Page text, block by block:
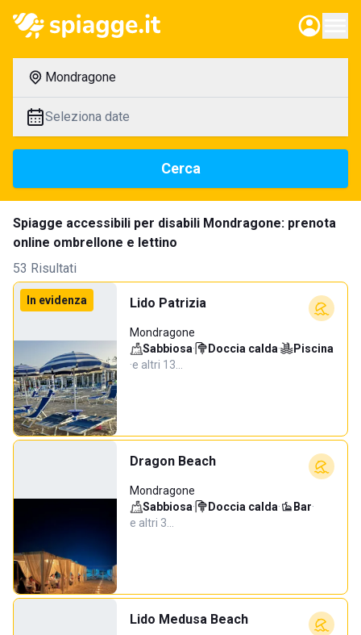
Mondragone
Seleziona date
Cerca
Spiagge accessibili per disabili Mondragone: prenota
online ombrellone e lettino
53 Risultati
In evidenza Lido Patrizia
Mondragone
Sabbiosa· Doccia calda·
Piscina
·e altri 13…
Dragon Beach
Mondragone
Sabbiosa· Doccia calda· Bar·
e altri 3…
Lido Medusa Beach